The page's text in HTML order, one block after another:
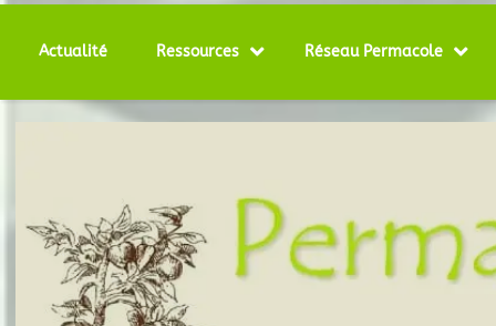
Actualité Ressources Réseau Permacole